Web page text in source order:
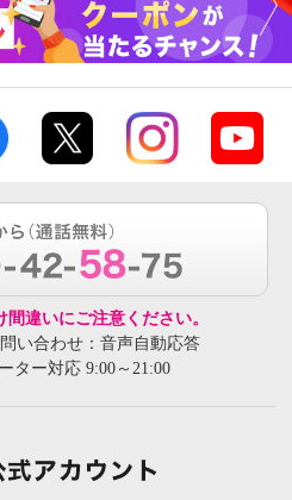
違いにご注意ください。
い合わせ：音声自動応答
ター対応 9:00～21:00